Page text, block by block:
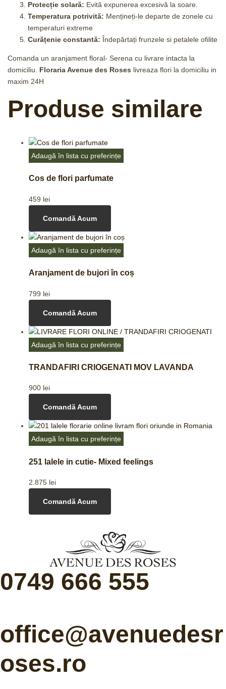
Protecție solară: Evită expunerea excesivă la soare.
Temperatura potrivită: Mențineți-le departe de zonele cu
temperaturi extreme
Curățenie constantă: Îndepărtați frunzele si petalele ofilite
Comanda un aranjament floral- Serena cu livrare intacta la
domiciliu. Floraria Avenue des Roses livreaza flori la domiciliu in
maxim 24H
Produse similare
Adaugă în lista cu preferințe
Cos de flori parfumate
459 lei
Comandă Acum
Adaugă în lista cu preferințe
Aranjament de bujori în coș
799 lei
Comandă Acum
Adaugă în lista cu preferințe
TRANDAFIRI CRIOGENATI MOV LAVANDA
900 lei
Comandă Acum
Adaugă în lista cu preferințe
251 lalele in cutie- Mixed feelings
2.875 lei
Comandă Acum
0749 666 555
office@avenuedesr
oses.ro